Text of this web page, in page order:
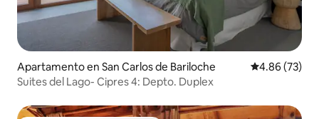
Apartamento en San Carlos de Bariloche Calificación
4.86 (73)
Suites del Lago- Cipres 4: Depto. Duplex